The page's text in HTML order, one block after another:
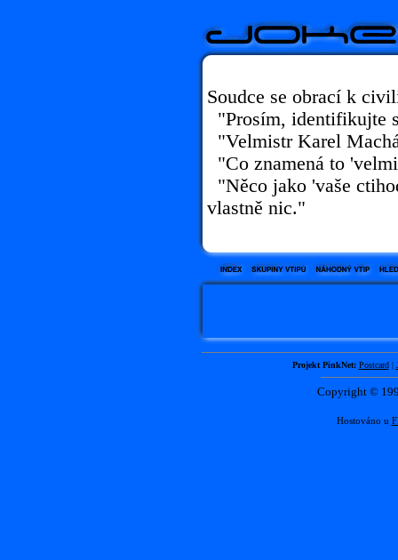
Soudce se obrací k
"Prosím, identifikujte
"Velmistr Karel
"Co znamená to
"Něco jako 'vaše
vlastně nic."
Projekt PinkNet: Postcard|
Copyright ©
Hostováno u